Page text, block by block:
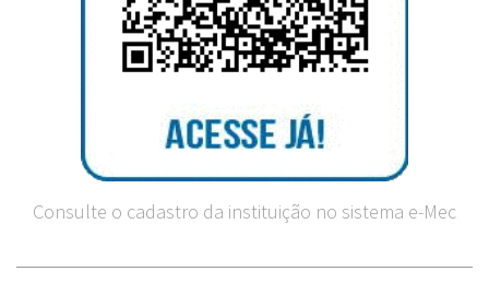
Consulte o cadastro da instituição no sistema e-Mec